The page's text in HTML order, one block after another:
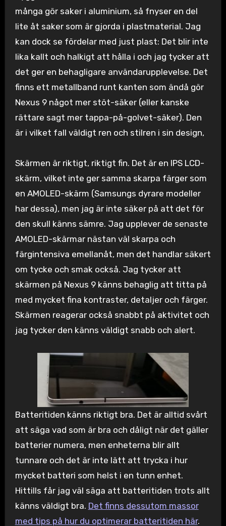
många gör saker i aluminium, så fnyser en del
lite åt saker som är gjorda i plastmaterial. Jag
kan dock se fördelar med just plast: Det blir inte
lika kallt och halkigt att hålla i och jag tycker att
det ger en behagligare användarupplevelse. Det
finns ett metallband runt kanten som ändå gör
Nexus 9 något mer stöt-säker (eller kanske
rättare sagt mer tappa-på-golvet-säker). Den
är i vilket fall väldigt ren och stilren i sin design,
Skärmen är riktigt, riktigt fin. Det är en IPS LCD-
skärm, vilket inte ger samma skarpa färger som
en AMOLED-skärm (Samsungs dyrare modeller
har dessa), men jag är inte säker på att det för
den skull känns sämre. Jag upplever de senaste
AMOLED-skärmar nästan väl skarpa och
färgintensiva emellanåt, men det handlar säkert
om tycke och smak också. Jag tycker att
skärmen på Nexus 9 känns behaglig att titta på
med mycket fina kontraster, detaljer och färger.
Skärmen reagerar också snabbt på aktivitet och
jag tycker den känns väldigt snabb och alert.
Batteritiden känns riktigt bra. Det är alltid svårt
att säga vad som är bra och dåligt när det gäller
batterier numera, men enheterna blir allt
tunnare och det är inte lätt att trycka i hur
mycket batteri som helst i en tunn enhet.
Hittills får jag väl säga att batteritiden trots allt
känns väldigt bra. Det finns dessutom massor
med tips på hur du optimerar batteritiden här.